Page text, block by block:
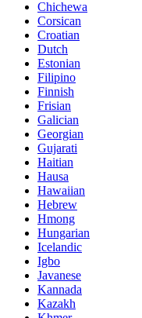
Chichewa
Corsican
Croatian
Dutch
Estonian
Filipino
Finnish
Frisian
Galician
Georgian
Gujarati
Haitian
Hausa
Hawaiian
Hebrew
Hmong
Hungarian
Icelandic
Igbo
Javanese
Kannada
Kazakh